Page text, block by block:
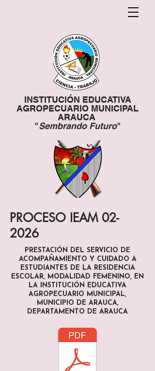
INSTITUCIÓN EDUCATIVA
AGROPECUARIO MUNICIPAL
ARAUCA
"Sembrando Futuro"
PROCESO IEAM 02-
2026
PRESTACIÓN DEL SERVICIO DE
ACOMPAÑAMIENTO Y CUIDADO A
ESTUDIANTES DE LA RESIDENCIA
ESCOLAR, MODALIDAD FEMENINO, EN
LA INSTITUCIÓN EDUCATIVA
AGROPECUARIO MUNICIPAL,
MUNICIPIO DE ARAUCA,
DEPARTAMENTO DE ARAUCA